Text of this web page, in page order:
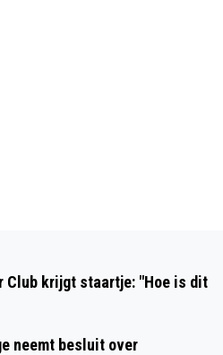
Club krijgt staartje: "Hoe is dit
neemt besluit over